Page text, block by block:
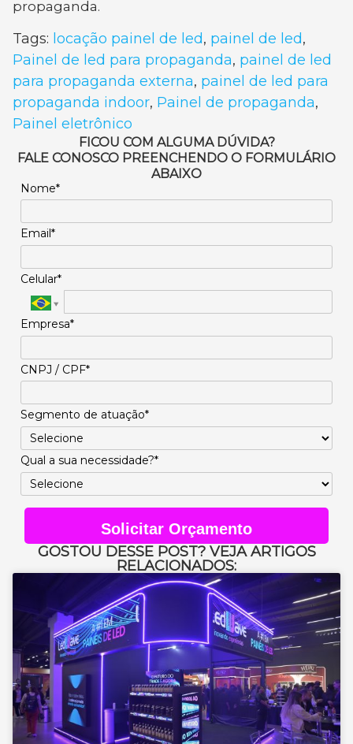
propaganda.
Tags: locação painel de led, painel de led,
Painel de led para propaganda, painel de led
para propaganda externa, painel de led para
propaganda indoor, Painel de propaganda,
Painel eletrônico
FICOU COM ALGUMA DÚVIDA?
FALE CONOSCO PREENCHENDO O FORMULÁRIO
ABAIXO
Nome*
Email*
Celular*
Empresa*
CNPJ / CPF*
Segmento de atuação*
Qual a sua necessidade?*
Solicitar Orçamento
GOSTOU DESSE POST? VEJA ARTIGOS
RELACIONADOS: